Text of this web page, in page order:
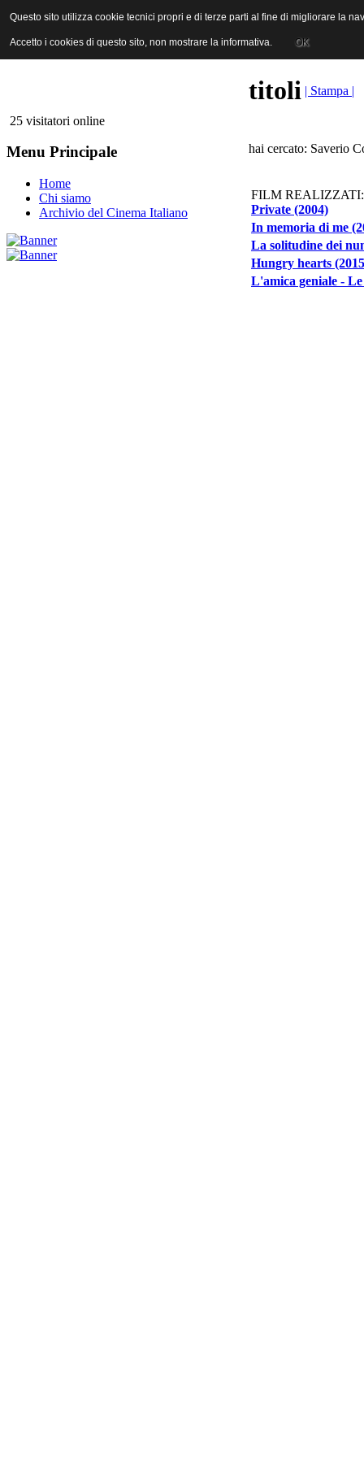
ANICA | Associazione Nazionale Industrie Cinematografiche
25 visitatori online
Menu Principale
Home
Chi siamo
Archivio del Cinema Italiano
titoli | Stampa |
hai cercato: Saverio
FILM REALIZZATI:
Private (2004)
In memoria di me
La solitudine dei
Hungry hearts
L'amica geniale -
Questo sito utilizza cookie tecnici propri e di terze parti al fine di migliorare la
Accetto i cookies di questo sito, non mostrare la informativa. OK
Questo sito utilizza cookie tecnici propri e di terze parti al fine di migliorare la
Accetto i cookies di questo sito, non mostrare la informativa. OK